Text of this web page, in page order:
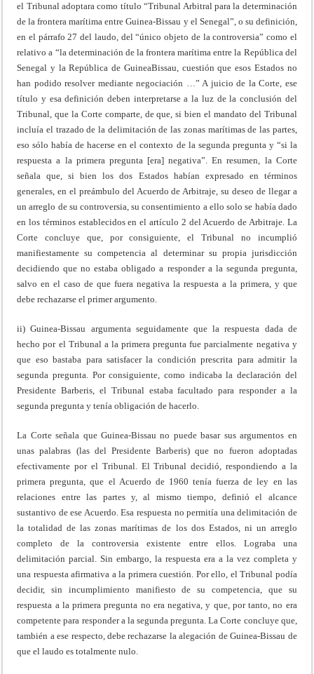
el Tribunal adoptara como título “Tribunal Arbitral para la determinación
de la frontera marítima entre Guinea-Bissau y el Senegal”, o su definición,
en el párrafo 27 del laudo, del “único objeto de la controversia” como el
relativo a “la determinación de la frontera marítima entre la República del
Senegal y la República de GuineaBissau, cuestión que esos Estados no
han podido resolver mediante negociación …” A juicio de la Corte, ese
título y esa definición deben interpretarse a la luz de la conclusión del
Tribunal, que la Corte comparte, de que, si bien el mandato del Tribunal
incluía el trazado de la delimitación de las zonas marítimas de las partes,
eso sólo había de hacerse en el contexto de la segunda pregunta y “si la
respuesta a la primera pregunta [era] negativa”. En resumen, la Corte
señala que, si bien los dos Estados habían expresado en términos
generales, en el preámbulo del Acuerdo de Arbitraje, su deseo de llegar a
un arreglo de su controversia, su consentimiento a ello solo se había dado
en los términos establecidos en el artículo 2 del Acuerdo de Arbitraje. La
Corte concluye que, por consiguiente, el Tribunal no incumplió
manifiestamente su competencia al determinar su propia jurisdicción
decidiendo que no estaba obligado a responder a la segunda pregunta,
salvo en el caso de que fuera negativa la respuesta a la primera, y que
debe rechazarse el primer argumento.
ii) Guinea-Bissau argumenta seguidamente que la respuesta dada de
hecho por el Tribunal a la primera pregunta fue parcialmente negativa y
que eso bastaba para satisfacer la condición prescrita para admitir la
segunda pregunta. Por consiguiente, como indicaba la declaración del
Presidente Barberis, el Tribunal estaba facultado para responder a la
segunda pregunta y tenía obligación de hacerlo.
La Corte señala que Guinea-Bissau no puede basar sus argumentos en
unas palabras (las del Presidente Barberis) que no fueron adoptadas
efectivamente por el Tribunal. El Tribunal decidió, respondiendo a la
primera pregunta, que el Acuerdo de 1960 tenía fuerza de ley en las
relaciones entre las partes y, al mismo tiempo, definió el alcance
sustantivo de ese Acuerdo. Esa respuesta no permitía una delimitación de
la totalidad de las zonas marítimas de los dos Estados, ni un arreglo
completo de la controversia existente entre ellos. Lograba una
delimitación parcial. Sin embargo, la respuesta era a la vez completa y
una respuesta afirmativa a la primera cuestión. Por ello, el Tribunal podía
decidir, sin incumplimiento manifiesto de su competencia, que su
respuesta a la primera pregunta no era negativa, y que, por tanto, no era
competente para responder a la segunda pregunta. La Corte concluye que,
también a ese respecto, debe rechazarse la alegación de Guinea-Bissau de
que el laudo es totalmente nulo.